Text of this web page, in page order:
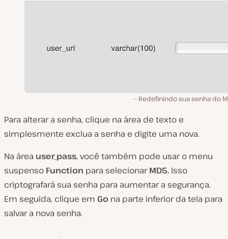
Redefinindo sua senha do
Para alterar a senha, clique na área de texto e
simplesmente exclua a senha e digite uma nova.
Na área user_pass, você também pode usar o menu
suspenso Function para selecionarMD5. Isso
criptografará sua senha para aumentar a segurança.
Em seguida, clique em Go na parte inferior da tela para
salvar a nova senha.